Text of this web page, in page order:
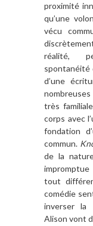
proximité
qu’une
vécu
réalité,
spontanéité
d’une
très
corps avec
fondation
commun.
de la
tout
comédie
inverser la
Alison vont